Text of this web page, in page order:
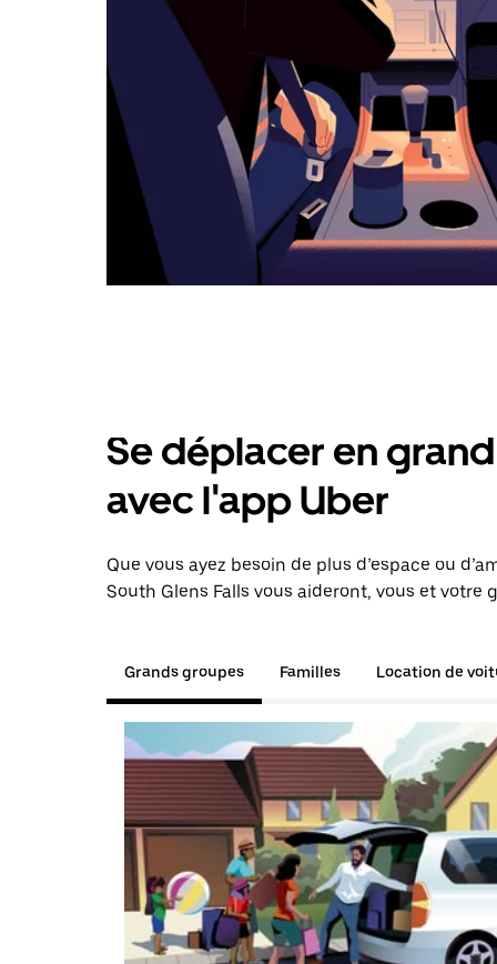
Se déplacer en
avec l'app Uber
Que vous ayez besoin de plus d’espace ou
South Glens Falls vous aideront, vous et votre
Grands groupes Familles Location de